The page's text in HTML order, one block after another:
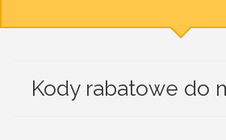
Kody rabatowe do